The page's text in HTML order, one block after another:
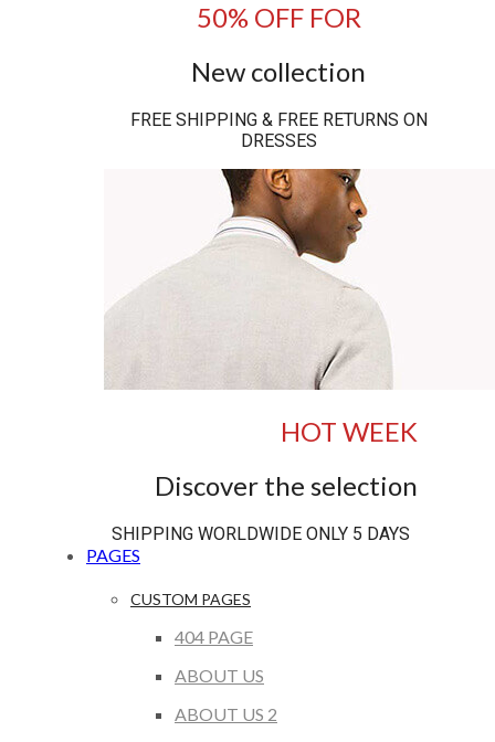
50% OFF FOR
New collection
FREE SHIPPING & FREE RETURNS ON
DRESSES
HOT WEEK
Discover the selection
SHIPPING WORLDWIDE ONLY 5 DAYS
PAGES
CUSTOM PAGES
404 PAGE
ABOUT US
ABOUT US 2